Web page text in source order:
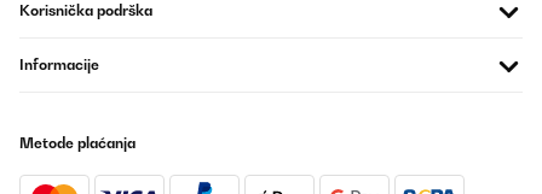
Korisnička podrška
Informacije
Metode plaćanja